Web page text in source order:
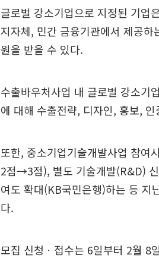
글로벌 강소기업으로 지정된 기업
지자체, 민간 금융기관에서 제공
원을 받을 수 있다.
수출바우처사업 내 글로벌 강소기
에 대해 수출전략, 디자인, 홍보,
또한, 중소기업기술개발사업 참여
2점→3점), 별도 기술개발(R&D)
여도 확대(KB국민은행)하는 등 지
다.
모집 신청ㆍ접수는 6일부터 2월 8